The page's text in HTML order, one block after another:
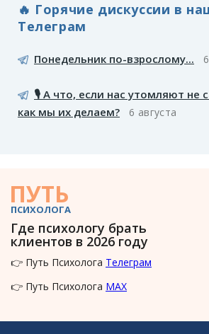
🔥 Горячие дискуссии в
Телеграм
Понедельник по-взрослому...
🎙️ А что, если нас утомляют не
как мы их делаем?
6 августа
ПУТЬ
ПСИХОЛОГА
Где психологу брать
клиентов в 2026 году
👉 Путь Психолога Телеграм
👉 Путь Психолога MAX